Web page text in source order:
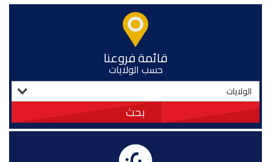
قائمة فروعنا
حسب الولايات
بحث